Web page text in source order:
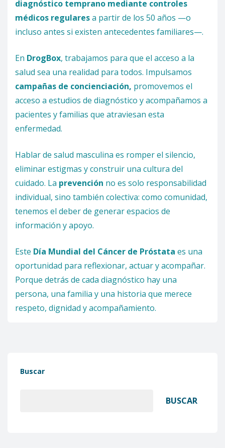
diagnóstico temprano mediante controles
médicos regularesa partir de los 50 años —o
incluso antes si existen antecedentes familiares—.
En DrogBox, trabajamos para que el acceso a la
salud sea una realidad para todos. Impulsamos
campañas de concienciación, promovemos el
acceso a estudios de diagnóstico y acompañamos a
pacientes y familias que atraviesan esta
enfermedad.
Hablar de salud masculina es romper el silencio,
eliminar estigmas y construir una cultura del
cuidado. La prevención no es solo responsabilidad
individual, sino también colectiva: como comunidad,
tenemos el deber de generar espacios de
información y apoyo.
Este Día Mundial del Cáncer de Próstata es una
oportunidad para reflexionar, actuar y acompañar.
Porque detrás de cada diagnóstico hay una
persona, una familia y una historia que merece
respeto, dignidad y acompañamiento.
Buscar
BUSCAR